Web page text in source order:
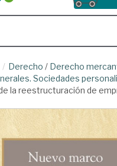
Derecho / Derecho
Sociedades
la reestructuración de